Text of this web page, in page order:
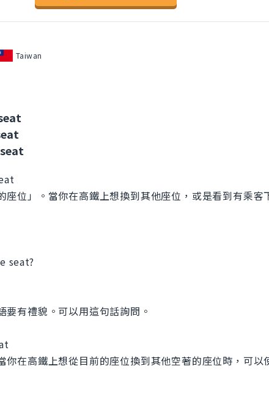
Taiwan
座位」。當你在高鐵上想換到其他座位，或是看到有乘客
seat?
有禮貌。可以用這句話詢問。
你在高鐵上想從目前的座位換到其他空著的座位時，可以